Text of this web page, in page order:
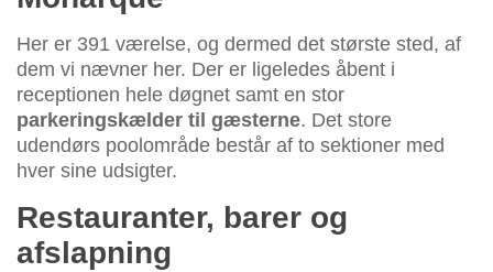
Her er 391 værelse, og dermed det største sted, af
dem vi nævner her. Der er ligeledes åbent i
receptionen hele døgnet samt en stor
parkeringskælder til gæsterne. Det store
udendørs poolområde består af to sektioner med
hver sine udsigter.
Restauranter, barer og
afslapning